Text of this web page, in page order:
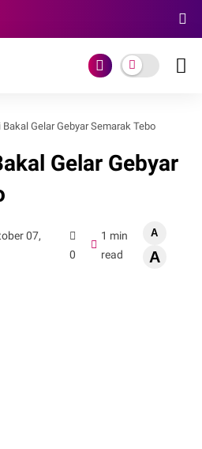
Gelar Gebyar Semarak Tebo
Gelar Gebyar
07,
0
1 min
read
A
A